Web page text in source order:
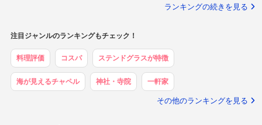
ランキングの続きを見る
注目ジャンルのランキングもチェック！
料理評価 コスパ ステンドグラスが特徴
海が見えるチャペル 神社・寺院 一軒家
その他のランキングを見る